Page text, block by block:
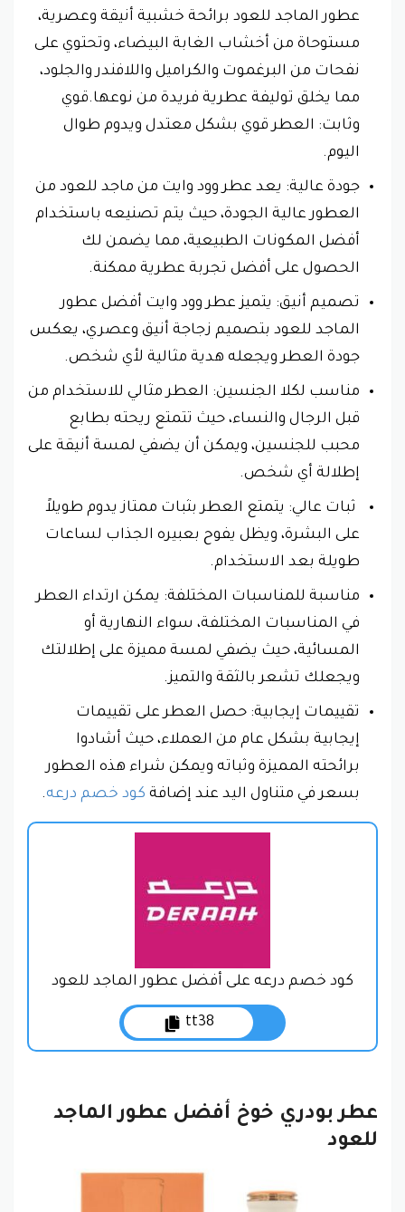
عطور الماجد للعود برائحة خشبية أنيقة وعصرية،
مستوحاة من أخشاب الغابة البيضاء، وتحتوي على
نفحات من البرغموت والكراميل واللافندر والجلود،
مما يخلق توليفة عطرية فريدة من نوعها.قوي
وثابت: العطر قوي بشكل معتدل ويدوم طوال
اليوم.
جودة عالية: يعد عطر وود وايت من ماجد للعود من
العطور عالية الجودة، حيث يتم تصنيعه باستخدام
أفضل المكونات الطبيعية، مما يضمن لك
الحصول على أفضل تجربة عطرية ممكنة.
تصميم أنيق: يتميز عطر وود وايت أفضل عطور
الماجد للعود بتصميم زجاجة أنيق وعصري، يعكس
جودة العطر ويجعله هدية مثالية لأي شخص.
مناسب لكلا الجنسين: العطر مثالي للاستخدام من
قبل الرجال والنساء، حيث تتمتع ريحته بطابع
محبب للجنسين، ويمكن أن يضفي لمسة أنيقة على
إطلالة أي شخص.
ثبات عالي: يتمتع العطر بثبات ممتاز يدوم طويلاً
على البشرة، ويظل يفوح بعبيره الجذاب لساعات
طويلة بعد الاستخدام.
مناسبة للمناسبات المختلفة: يمكن ارتداء العطر
في المناسبات المختلفة، سواء النهارية أو
المسائية، حيث يضفي لمسة مميزة على إطلالتك
ويجعلك تشعر بالثقة والتميز.
تقييمات إيجابية: حصل العطر على تقييمات
إيجابية بشكل عام من العملاء، حيث أشادوا
برائحته المميزة وثباته ويمكن شراء هذه العطور
بسعر في متناول اليد عند إضافة كود خصم درعه.
كود خصم درعه على أفضل عطور الماجد للعود
tt38
عطر بودري خوخ أفضل عطور الماجد
للعود